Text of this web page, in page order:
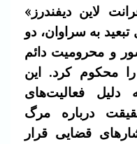
لاین دیفندرز»
تبعید به سراوان، دو
و محرومیت دائم
محکوم کرد. این
دلیل فعالیت‌های
درباره مرگ
قضایی قرار